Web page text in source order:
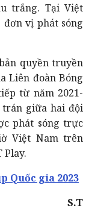
trắng. Tại Việt
vị phát sóng
quyền truyền
Liên đoàn Bóng
từ năm 2021-
trán giữa hai đội
phát sóng trực
Việt Nam trên
Play.
Quốc gia 2023
S.T